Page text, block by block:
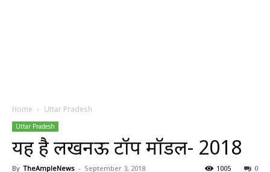
Home Uttar Pradesh
Uttar Pradesh
यह है लखनऊ टॉप मॉडल- 2018
By TheAmpleNews - September 3, 2018 0
1005